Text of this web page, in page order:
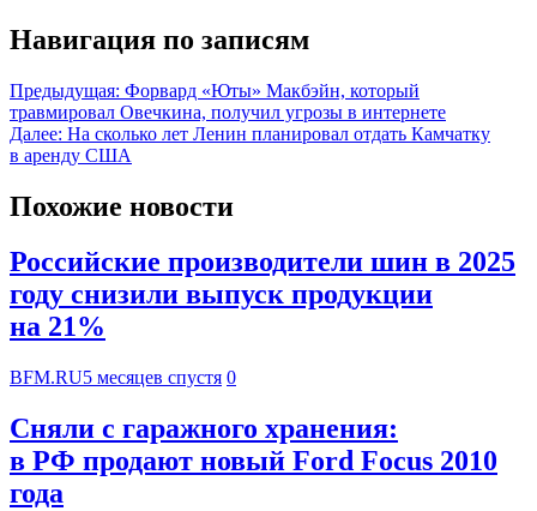
Навигация по записям
Предыдущая: Форвард «Юты» Макбэйн, который
травмировал Овечкина, получил угрозы в интернете
Далее: На сколько лет Ленин планировал отдать Камчатку
в аренду США
Похожие новости
Российские производители шин в 2025
году снизили выпуск продукции
на 21%
BFM.RU5 месяцев спустя 0
Сняли с гаражного хранения:
в РФ продают новый Ford Focus 2010
года